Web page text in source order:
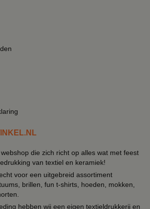
die zich richt op alles wat met feest
van textiel en keramiek!
voor een uitgebreid assortiment
brillen, fun t-shirts, hoeden, mokken,
hebben wij een eigen textieldrukkerij en